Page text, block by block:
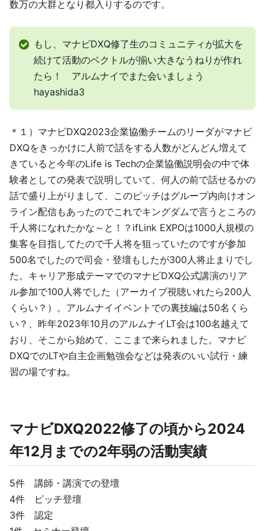
数万の大群となり都入りするのです。
もし、マナビDXQ修了生のコミュニティが拡大を
続けて活動のベクトルが揃い大きなうねりが作れ
たら！ アルムナイでまた会いましょう
hayashida3
＊１）マナビDXQ2023企業協働チームのリーダがマナビ
DXQをきっかけに人前で話をする人数がどんどん増えて
きていると今年のLife is Techの企業協働説明会の中で体
験者としての発表で説明していて、何人の前で話せるかの
話で盛り上がりまして、このピッチはグループ内向けオン
ライン配信もあったのでこれでキングダムで言うところの
千人将になれたかな～と！？ifLink EXPOは1000人規模の
集客を目指してたので千人将を狙っていたのですが参加
500名でしたので司会・登壇もしたが300人将止まりでし
た。キャリア形成テーマでのマナビDXQ公式講演のリア
ル参加で100人将でした（アーカイブ視聴いれたら200人
くらい？）。アルムナイイベントでの裏技編は50名くら
い？、昨年2023年10月のアルムナイLT会は100名越えて
おり、そこから始めて、ここまで来られました。マナビ
DXQでのLTや自主企画勉強会などは発表のいい試行・練
習の場ですね。
マナビDXQ2022修了の頃から2024
年12月までの2年弱の活動実績
5件 講師・講演での登壇
4件 ピッチ登壇
3件 認定